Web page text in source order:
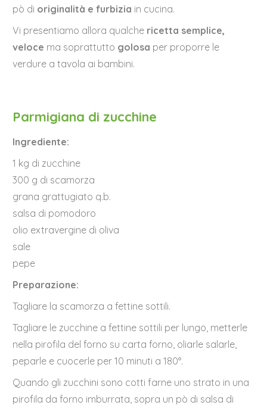
pò di originalità e furbizia in cucina.
Vi presentiamo allora qualche ricetta semplice,
veloce ma soprattutto golosa per proporre le
verdure a tavola ai bambini.
Parmigiana di zucchine
Ingrediente:
1 kg di zucchine
300 g di scamorza
grana grattugiato q.b.
salsa di pomodoro
olio extravergine di oliva
sale
pepe
Preparazione:
Tagliare la scamorza a fettine sottili.
Tagliare le zucchine a fettine sottili per lungo, metterle
nella pirofila del forno su carta forno, oliarle salarle,
peparle e cuocerle per 10 minuti a 180°.
Quando gli zucchini sono cotti farne uno strato in una
pirofila da forno imburrata, sopra un pò di salsa di